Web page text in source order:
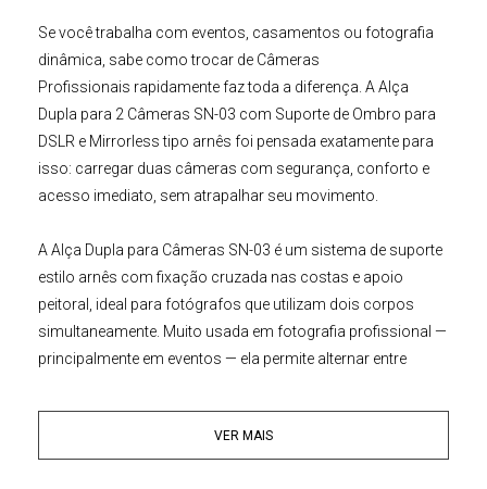
Se você trabalha com eventos, casamentos ou fotografia
dinâmica, sabe como trocar de Câmeras
Profissionais rapidamente faz toda a diferença. A Alça
Dupla para 2 Câmeras SN-03 com Suporte de Ombro para
DSLR e Mirrorlesstipo arnês foi pensada exatamente para
isso: carregar duas câmeras com segurança, conforto e
acesso imediato, sem atrapalhar seu movimento.
A Alça Dupla para Câmeras SN-03 é um sistema de suporte
estilo arnês com fixação cruzada nas costas e apoio
peitoral, ideal para fotógrafos que utilizam dois corpos
simultaneamente. Muito usada em fotografia profissional —
principalmente em eventos — ela permite alternar entre
equipamento do corpo.
VER MAIS